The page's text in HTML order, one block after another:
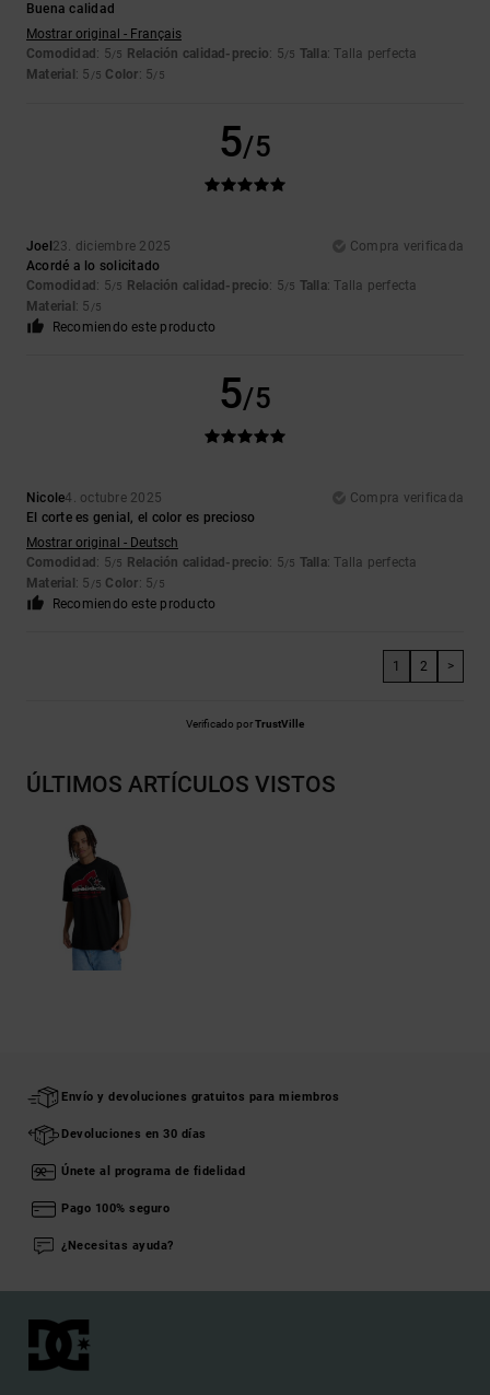
Buena calidad
Mostrar original - Français
Comodidad : 5/5 Relación calidad-precio: 5/5 Talla: Talla perfecta
Material : 5 /5 Color: 5/5
5/5
Joel 23. diciembre 2025
Compra verificada
Acordé a lo solicitado
Comodidad : 5/5 Relación calidad-precio: 5/5 Talla: Talla perfecta
Material : 5 /5
Recomiendo este producto
5/5
Nicole4. octubre 2025
Compra verificada
El corte es genial, el color es precioso
Mostrar original - Deutsch
Comodidad : 5/5 Relación calidad-precio: 5/5 Talla: Talla perfecta
Material : 5 /5 Color: 5/5
Recomiendo este producto
1 2 >
Verificado porTrustVille
ÚLTIMOS ARTÍCULOS VISTOS
Envío y devoluciones gratuitos para miembros
Devoluciones en 30 días
Únete al programa de fidelidad
Pago 100% seguro
¿Necesitas ayuda?